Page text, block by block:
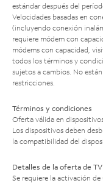
estándar después del
Velocidades basadas en
(incluyendo conexión
requiere módem con
módems con capacidad,
todos los términos y
sujetos a cambios. No
restricciones.
Términos y condiciones
Oferta válida en
Los dispositivos deben
la compatibilidad del
Detalles de la oferta de
Se requiere la activación